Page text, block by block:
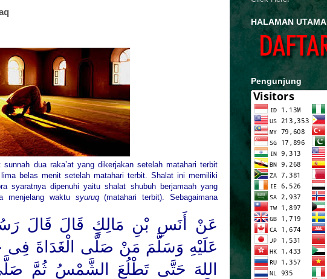
sunnah dua raka’at yang dikerjakan setelah matahari terbit
belas menit setelah matahari terbit. Shalat ini memiliki
syaratnya dipenuhi yaitu shalat shubuh berjamaah yang
menjelang waktu syuruq(matahari terbit). Sebagaimana
عَنْ أَنَسِ بْنِ مَالِكٍ قَالَ قَالَ
عَلَيْهِ وَسَلَّمَ مَنْ صَلَّى الْغَدَاةَ فِى
اللهَ حَتَّى تَطْلُعَ الشَّمْسُ ثُمَّ
HALAMAN UTAMA
Pengunjung